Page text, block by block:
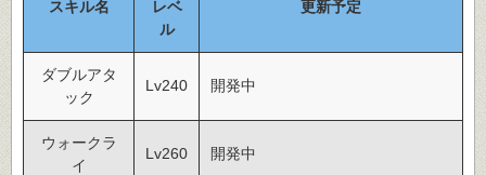
スキル名
レベ
ル
更新予定
ダブルアタ
ック
Lv240 開発中
ウォークラ
イ
Lv260 開発中